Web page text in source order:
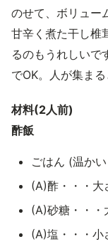
のせて、ボリュー
甘辛く煮た干し椎
るのもうれしいで
でOK。人が集ま
材料(2人前)
酢飯
ごはん (温か
(A)酢・・・大
(A)砂糖・・・
(A)塩・・・小